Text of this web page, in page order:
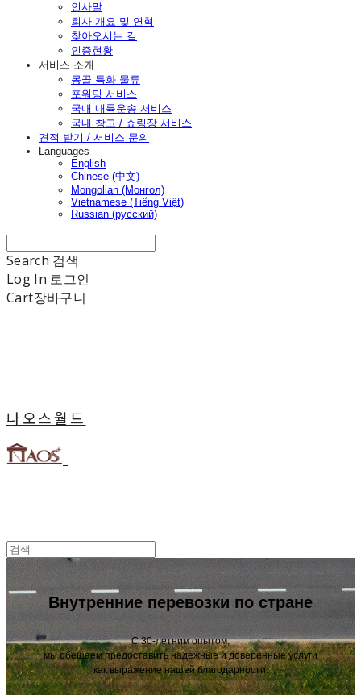
인사말
회사 개요 및 연혁
찾아오시는 길
인증현황
서비스 소개
몽골 특화 물류
포워딩 서비스
국내 내륙운송 서비스
국내 창고 / 쇼링장 서비스
견적 받기 / 서비스 문의
Languages
English
Chinese (中文)
Mongolian (Монгол)
Vietnamese (Tiếng Việt)
Russian (русский)
Search 검색
Log In 로그인
Cart장바구니
나오스월드
Внутренние перевозки по стране
С 30-летним опытом,
мы обещаем предоставить надежные и доверенные услуги
как выражение нашей благодарности.